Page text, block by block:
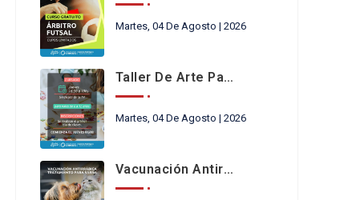
Martes, 04 De Agosto | 2026
Taller De Arte Para Niños En Chimbas
Martes, 04 De Agosto | 2026
Vacunación Antirrábica